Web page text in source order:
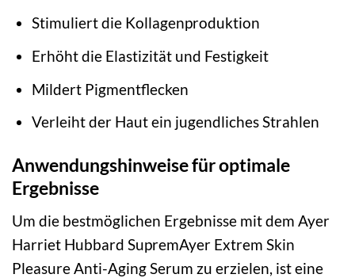
Stimuliert die Kollagenproduktion
Erhöht die Elastizität und Festigkeit
Mildert Pigmentflecken
Verleiht der Haut ein jugendliches Strahlen
Anwendungshinweise für optimale
Ergebnisse
Um die bestmöglichen Ergebnisse mit dem Ayer
Harriet Hubbard SupremAyer Extrem Skin
Pleasure Anti-Aging Serum zu erzielen, ist eine